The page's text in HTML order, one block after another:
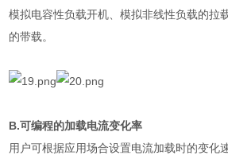
模拟电容性负载开机、模拟非线性负载的拉
的带载。
B.可编程的加载电流变化率
用户可根据应用场合设置电流加载时的变化